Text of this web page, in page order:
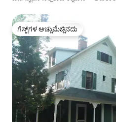
ಗೆಸ್ಟ್‌ಗಳ ಅಚ್ಚುಮೆಚ್ಚಿನದು
ಗೆಸ್ಟ್‌ಗಳ ಅಚ್ಚುಮೆಚ್ಚಿನದು